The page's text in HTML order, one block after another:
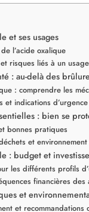
et ses usages
l’acide oxalique
risques liés à un
: au-delà des
: comprendre les
et indications d’urgence
: bien se
bonnes pratiques
et
: budget et
les différents profils
financières des
et
et recommandations